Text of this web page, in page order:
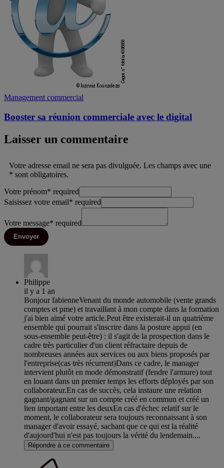
Management commercial
Booster sa réunion commerciale avec le digital
Laisser un commentaire
Votre adresse email ne sera pas divulguée. Les champs avec une
* sont obligatoires.
Votre prénom* required
Saisissez votre email* required
Votre message* required
Envoyer
Philippe
il y a 1 an
Bonjour fabienneVenant du monde automobile (vente grands
comptes et pme) et travaillant à mon compte dans la formation
j'ai bien aimé votre article.Peut être existerait-il un quatrième
ensemble qui pourrait s'inscrire dans la posture appui (en
sous-ensemble peut-être) : il s'agit de la prospection dans le
cadre très particulier d'un client réfractaire depuis de
nombreuses années aux services ou aux biens proposés par
l'entreprise(cas très récurrent)Dans ce cadre, le manager
intervient plutôt en mode démonstratif (fendre l'armure) tout
en louant dans un premier temps les efforts déployés par son
collaborateur.En cas de succès, cela instaure une relation
gagnant/gagnant sur un compte créé en commun et créé un
lien important entre les deuxEn cas d'échec relatif sur le
moment, le collaborateur sera toujours reconnaissant à son
manager d'avoir essayé, sachant que ce qui est la réalité
d'aujourd'hui n'est pas toujours la vérité du lendemain....
Répondre à ce commentaire